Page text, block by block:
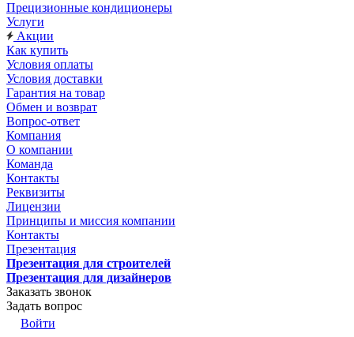
Прецизионные кондиционеры
Услуги
Акции
Как купить
Условия оплаты
Условия доставки
Гарантия на товар
Обмен и возврат
Вопрос-ответ
Компания
О компании
Команда
Контакты
Реквизиты
Лицензии
Принципы и миссия компании
Контакты
Презентация
Презентация для строителей
Презентация для дизайнеров
Заказать звонок
Задать вопрос
Войти